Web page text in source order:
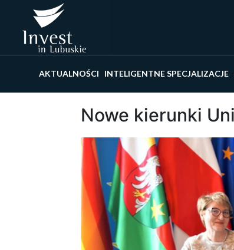
AKTUALNOŚCI INTELIGENTNE SPECJALIZACJE
Nowe kierunki